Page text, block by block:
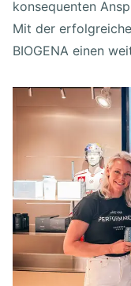
konsequenten
Mit der
BIOGENA einen